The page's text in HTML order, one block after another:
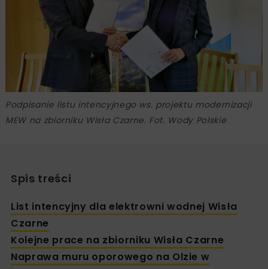
Podpisanie listu intencyjnego ws. projektu modernizacji
MEW na zbiorniku Wisła Czarne. Fot. Wody Polskie
Spis treści
List intencyjny dla elektrowni wodnej Wisła
Czarne
Kolejne prace na zbiorniku Wisła Czarne
Naprawa muru oporowego na Olzie w